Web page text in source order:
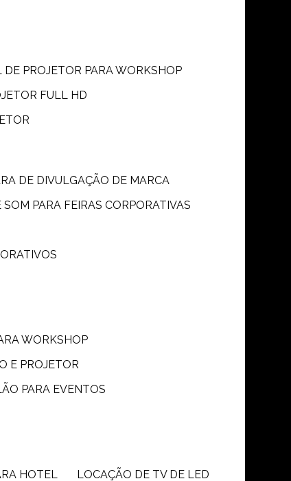
DE PROJETOR PARA WORKSHOP
FULL HD
DE DIVULGAÇÃO DE MARCA
SOM PARA FEIRAS CORPORATIVAS
WORKSHOP
E PROJETOR
PARA EVENTOS
HOTEL
LOCAÇÃO DE TV DE LED